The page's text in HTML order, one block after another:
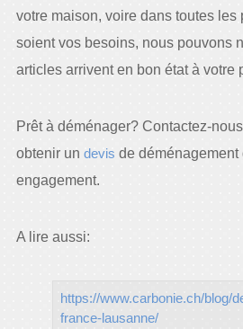
votre maison, voire dans toutes les
soient vos besoins, nous pouvons
articles arrivent en bon état à votre
Prêt à déménager? Contactez-
obtenir un devis de déménagement
engagement.
A lire aussi:
https://www.carbonie.ch/blog/
france-lausanne/